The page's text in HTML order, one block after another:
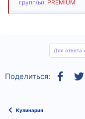
групп(ы): PREMIUM
Для ответа
Поделиться:
Кулинария